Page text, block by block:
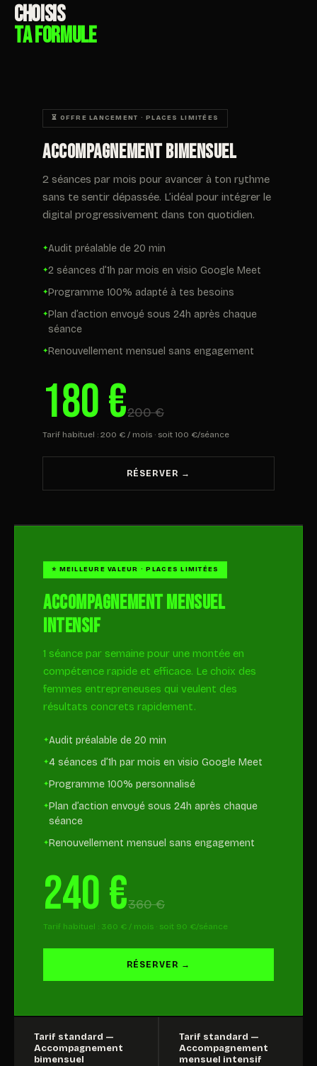
CHOISIS
TA FORMULE
⏳ OFFRE LANCEMENT · PLACES LIMITÉES
Accompagnement Bimensuel
2 séances par mois pour avancer à ton rythme
sans te sentir dépassée. L’idéal pour intégrer le
digital progressivement dans ton quotidien.
Audit préalable de 20 min
2 séances d’1h par mois en visio Google Meet
Programme 100% adapté à tes besoins
Plan d’action envoyé sous 24h après chaque
séance
Renouvellement mensuel sans engagement
180 €200 €
Tarif habituel : 200 € / mois · soit 100 €/séance
RÉSERVER →
⭐ MEILLEURE VALEUR · PLACES LIMITÉES
Accompagnement Mensuel
Intensif
1 séance par semaine pour une montée en
compétence rapide et efficace. Le choix des
femmes entrepreneuses qui veulent des
résultats concrets rapidement.
Audit préalable de 20 min
4 séances d’1h par mois en visio Google Meet
Programme 100% personnalisé
Plan d’action envoyé sous 24h après chaque
séance
Renouvellement mensuel sans engagement
240 €360 €
Tarif habituel : 360 € / mois · soit 90 €/séance
RÉSERVER →
Tarif standard —
Accompagnement
bimensuel
Tarif standard —
Accompagnement
mensuel intensif